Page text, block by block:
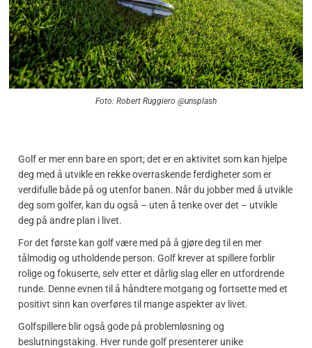
Foto: Robert Ruggiero @unsplash
Golf er mer enn bare en sport; det er en aktivitet som kan hjelpe
deg med å utvikle en rekke overraskende ferdigheter som er
verdifulle både på og utenfor banen. Når du jobber med å utvikle
deg som golfer, kan du også – uten å tenke over det – utvikle
deg på andre plan i livet.
For det første kan golf være med på å gjøre deg til en mer
tålmodig og utholdende person. Golf krever at spillere forblir
rolige og fokuserte, selv etter et dårlig slag eller en utfordrende
runde. Denne evnen til å håndtere motgang og fortsette med et
positivt sinn kan overføres til mange aspekter av livet.
Golfspillere blir også gode på problemløsning og
beslutningstaking. Hver runde golf presenterer unike